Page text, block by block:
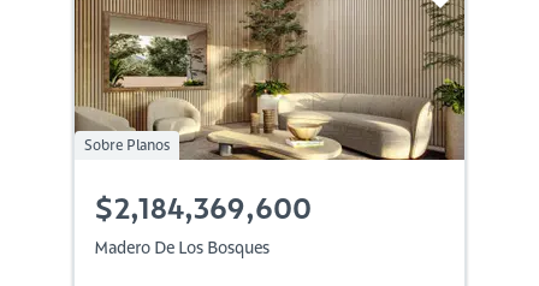
Sobre Planos
$2,184,369,600
Madero De Los Bosques